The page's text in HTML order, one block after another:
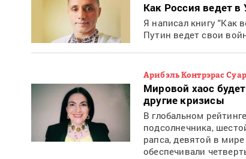
Как Россия ведет
Я написал книгу "Как
Путин ведет свои
Арибэль Контрэрас
Мировой хаос
другие кризисы
В глобальном
подсолнечника,
рапса, девятой в
обеспечивали